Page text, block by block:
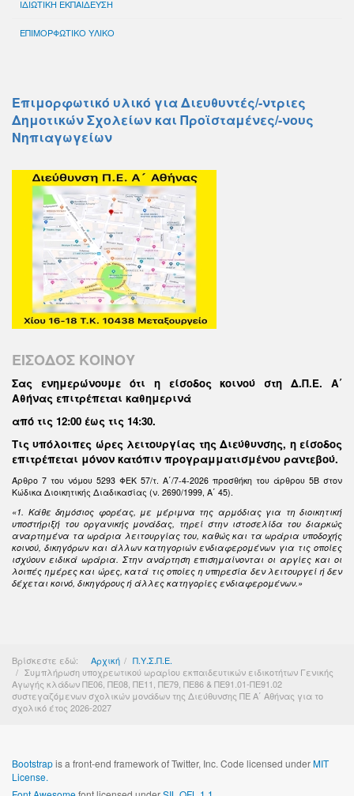
ΙΔΙΩΤΙΚΗ ΕΚΠΑΙΔΕΥΣΗ
ΕΠΙΜΟΡΦΩΤΙΚΟ ΥΛΙΚΟ
Επιμορφωτικό υλικό για Διευθυντές/-ντριες
Δημοτικών Σχολείων και Προϊσταμένες/-νους
Νηπιαγωγείων
ΕΙΣΟΔΟΣ ΚΟΙΝΟΥ
Σας ενημερώνουμε ότι η είσοδος κοινού στη Δ.Π.Ε. Α΄
Αθήνας επιτρέπεται καθημερινά
από τις 12:00 έως τις 14:30.
Τις υπόλοιπες ώρες λειτουργίας της Διεύθυνσης, η είσοδος
επιτρέπεται μόνον κατόπιν προγραμματισμένου ραντεβού.
Άρθρο 7 του νόμου 5293 ΦΕΚ 57/τ. Α΄/7-4-2026 προσθήκη του άρθρου 5Β στον
Κώδικα Διοικητικής Διαδικασίας (ν. 2690/1999, Α΄ 45).
«1. Κάθε δημόσιος φορέας, με μέριμνα της αρμόδιας για τη διοικητική
υποστήριξή του οργανικής μονάδας, τηρεί στην ιστοσελίδα του διαρκώς
αναρτημένα τα ωράρια λειτουργίας του, καθώς και τα ωράρια υποδοχής
κοινού, δικηγόρων και άλλων κατηγοριών ενδιαφερομένων για τις οποίες
ισχύουν ειδικά ωράρια. Στην ανάρτηση επισημαίνονται οι αργίες και οι
λοιπές ημέρες και ώρες, κατά τις οποίες η υπηρεσία δεν λειτουργεί ή δεν
δέχεται κοινό, δικηγόρους ή άλλες κατηγορίες ενδιαφερομένων.»
Βρίσκεστε εδώ: Αρχική
Π.Υ.Σ.Π.Ε.
Συμπλήρωση υποχρεωτικού ωραρίου εκπαιδευτικών ειδικοτήτων Γενικής
Αγωγής κλάδων ΠΕ06, ΠΕ08, ΠΕ11, ΠΕ79, ΠΕ86 & ΠΕ91.01-ΠΕ91.02
συστεγαζόμενων σχολικών μονάδων της Διεύθυνσης ΠΕ Α΄ Αθήνας για το
σχολικό έτος 2026-2027
Bootstrapis a front-end framework of Twitter, Inc. Code licensed underMIT
License.